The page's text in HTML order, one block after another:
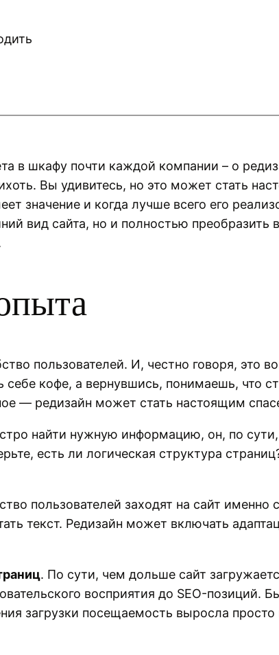
в шкафу почти каждой компании – о
Вы удивитесь, но это может стать
значение и когда лучше всего его
вид сайта, но и полностью
пользователей. И, честно говоря, это
себе кофе, а вернувшись, понимаешь, что
— редизайн может стать настоящим
найти нужную информацию, он, по сути,
есть ли логическая структура
пользователей заходят на сайт именно
текст. Редизайн может включать
. По сути, чем дольше сайт
восприятия до SEO-позиций.
загрузки посещаемость выросла